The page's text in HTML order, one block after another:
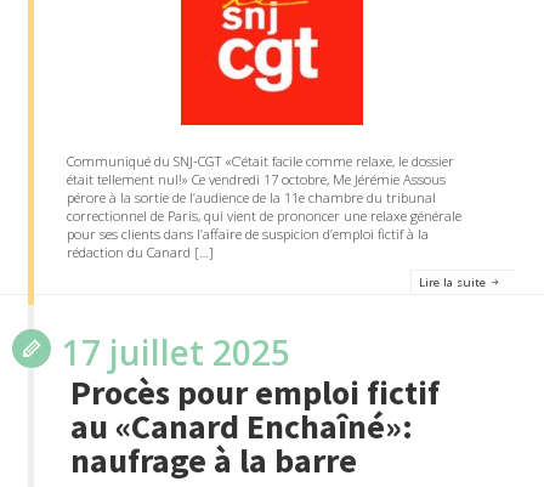
Communiqué du SNJ-CGT «C’était facile comme relaxe, le dossier
était tellement nul!» Ce vendredi 17 octobre, Me Jérémie Assous
pérore à la sortie de l’audience de la 11e chambre du tribunal
correctionnel de Paris, qui vient de prononcer une relaxe générale
pour ses clients dans l’affaire de suspicion d’emploi fictif à la
rédaction du Canard […]
Lire la suite
17 juillet 2025
Procès pour emploi fictif
au «Canard Enchaîné»:
naufrage à la barre